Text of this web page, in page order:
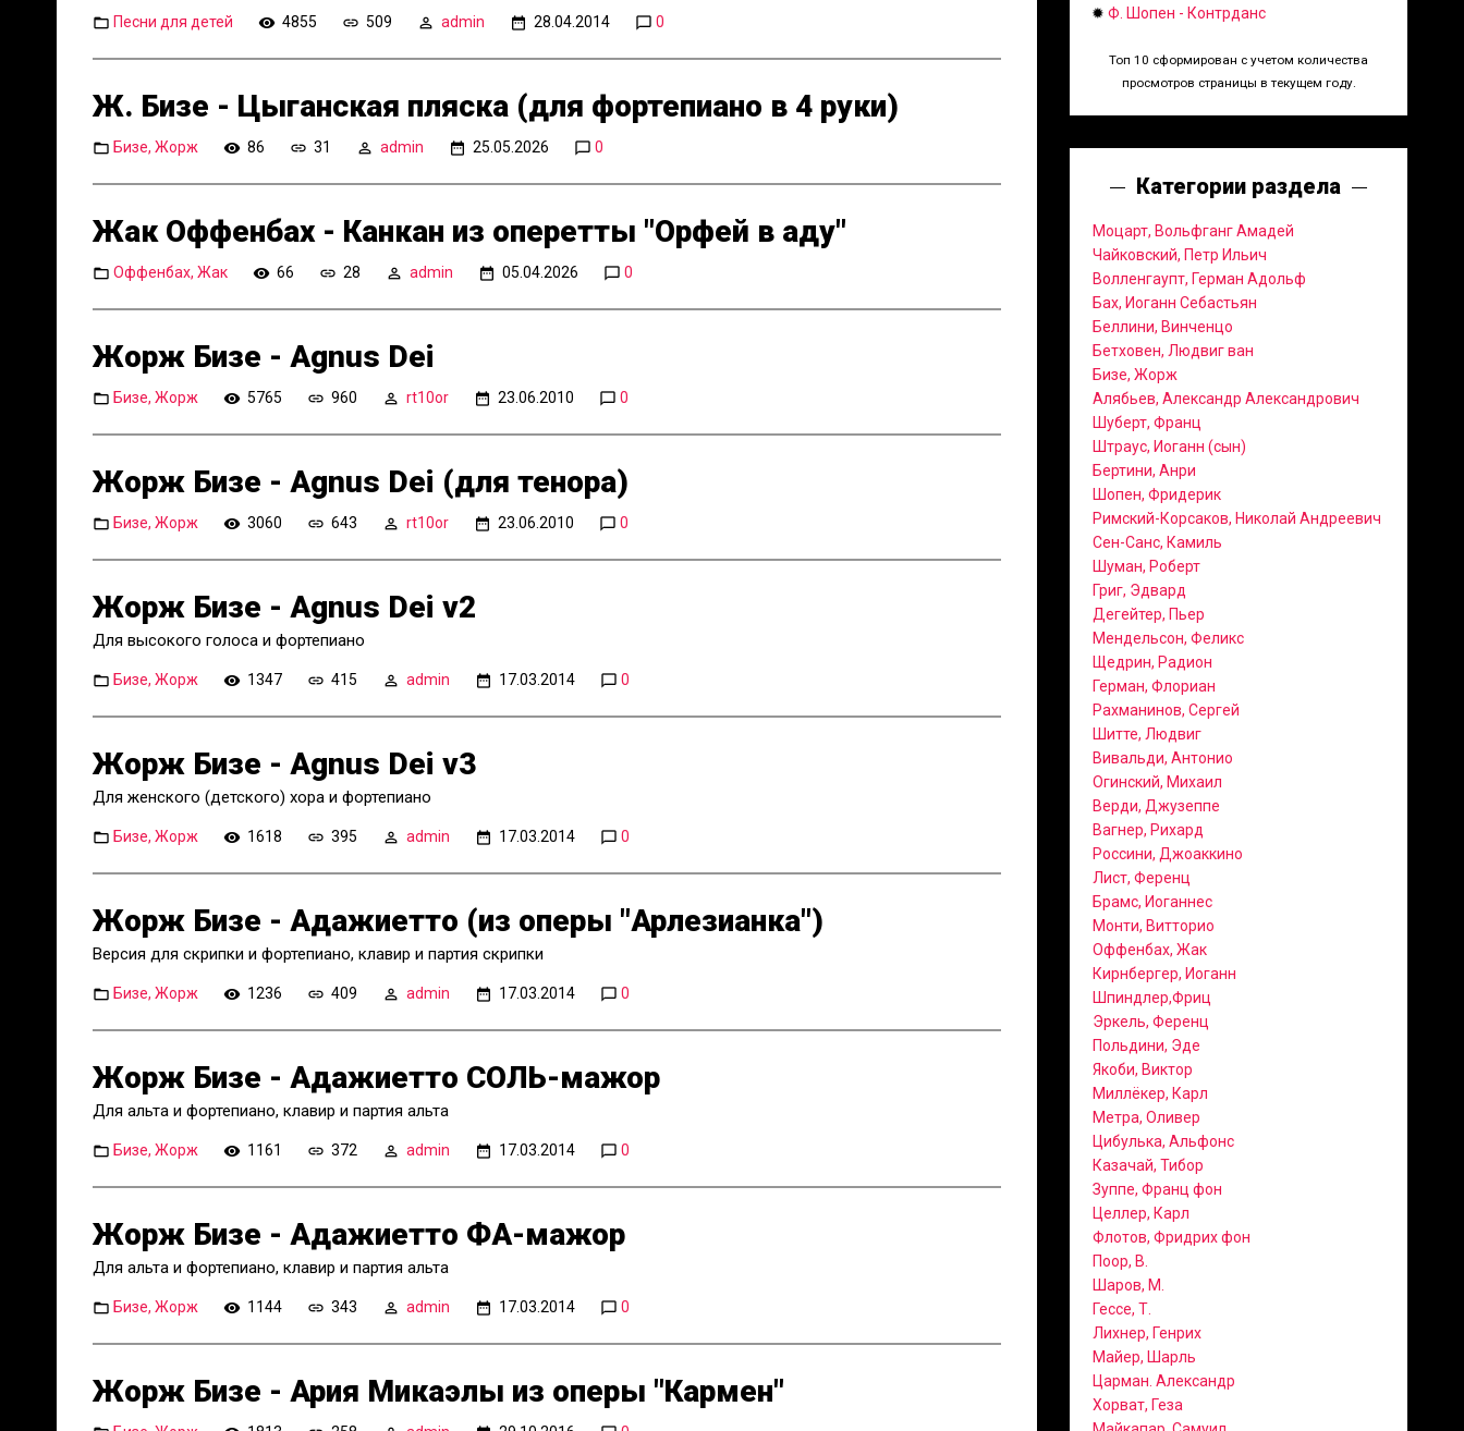
Песни для детей 4855 509 admin 28.04.2014 0
Ж. Бизе - Цыганская пляска (для фортепиано в 4 руки)
Бизе, Жорж 86 31 admin 25.05.2026 0
Жак Оффенбах - Канкан из оперетты "Орфей в аду"
Оффенбах, Жак 66 28 admin 05.04.2026 0
Жорж Бизе - Agnus Dei
Бизе, Жорж 5765 960 rt10or 23.06.2010 0
Жорж Бизе - Agnus Dei (для тенора)
Бизе, Жорж 3060 643 rt10or 23.06.2010 0
Жорж Бизе - Agnus Dei v2
Для высокого голоса и фортепиано
Бизе, Жорж 1347 415 admin 17.03.2014 0
Жорж Бизе - Agnus Dei v3
Для женского (детского) хора и фортепиано
Бизе, Жорж 1618 395 admin 17.03.2014 0
Жорж Бизе - Адажиетто (из оперы "Арлезианка")
Версия для скрипки и фортепиано, клавир и партия скрипки
Бизе, Жорж 1236 409 admin 17.03.2014 0
Жорж Бизе - Адажиетто СОЛЬ-мажор
Для альта и фортепиано, клавир и партия альта
Бизе, Жорж 1161 372 admin 17.03.2014 0
Жорж Бизе - Адажиетто ФА-мажор
Для альта и фортепиано, клавир и партия альта
Бизе, Жорж 1144 343 admin 17.03.2014 0
Жорж Бизе - Ария Микаэлы из оперы "Кармен"
✹ Ф. Шопен - Контрданс
Топ 10 сформирован с учетом количества
просмотров страницы в текущем году.
Категории раздела
Моцарт, Вольфганг Амадей
Чайковский, Петр Ильич
Волленгаупт, Герман Адольф
Бах, Иоганн Себастьян
Беллини, Винченцо
Бетховен, Людвиг ван
Бизе, Жорж
Алябьев, Александр Александрович
Шуберт, Франц
Штраус, Иоганн (сын)
Бертини, Анри
Шопен, Фридерик
Римский-Корсаков, Николай Андреевич
Сен-Санс, Камиль
Шуман, Роберт
Григ, Эдвард
Дегейтер, Пьер
Мендельсон, Феликс
Щедрин, Радион
Герман, Флориан
Рахманинов, Сергей
Шитте, Людвиг
Вивальди, Антонио
Огинский, Михаил
Верди, Джузеппе
Вагнер, Рихард
Россини, Джоаккино
Лист, Ференц
Брамс, Иоганнес
Монти, Витторио
Оффенбах, Жак
Кирнбергер, Иоганн
Шпиндлер,Фриц
Эркель, Ференц
Польдини, Эде
Якоби, Виктор
Миллёкер, Карл
Метра, Оливер
Цибулька, Альфонс
Казачай, Тибор
Зуппе, Франц фон
Целлер, Карл
Флотов, Фридрих фон
Поор, В.
Шаров, М.
Гессе, Т.
Лихнер, Генрих
Майер, Шарль
Царман. Александр
Хорват, Геза